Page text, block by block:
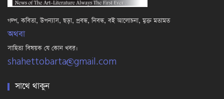
গল্প, কবিতা, উপন্যাস, ছড়া, প্রবন্ধ, নিবন্ধ, বই আলোচনা, মুক্ত মতামত
অথবা
সাহিত্য বিষয়ক যে কোন খবর।
shahettobarta@gmail.com
সাথে থাকুন